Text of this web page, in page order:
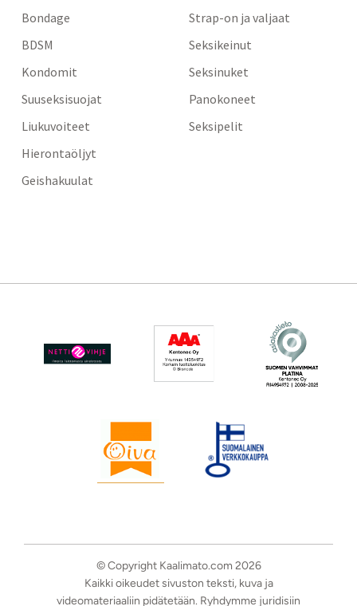
Bondage
BDSM
Kondomit
Suuseksisuojat
Liukuvoiteet
Hierontaöljyt
Geishakuulat
Strap-on ja valjaat
Seksikeinut
Seksinuket
Panokoneet
Seksipelit
© Copyright Kaalimato.com 2026
Kaikki oikeudet sivuston teksti, kuva ja
videomateriaaliin pidätetään. Ryhdymme juridisiin